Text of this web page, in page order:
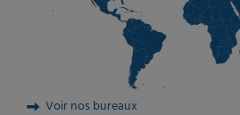
Voir nos bureaux